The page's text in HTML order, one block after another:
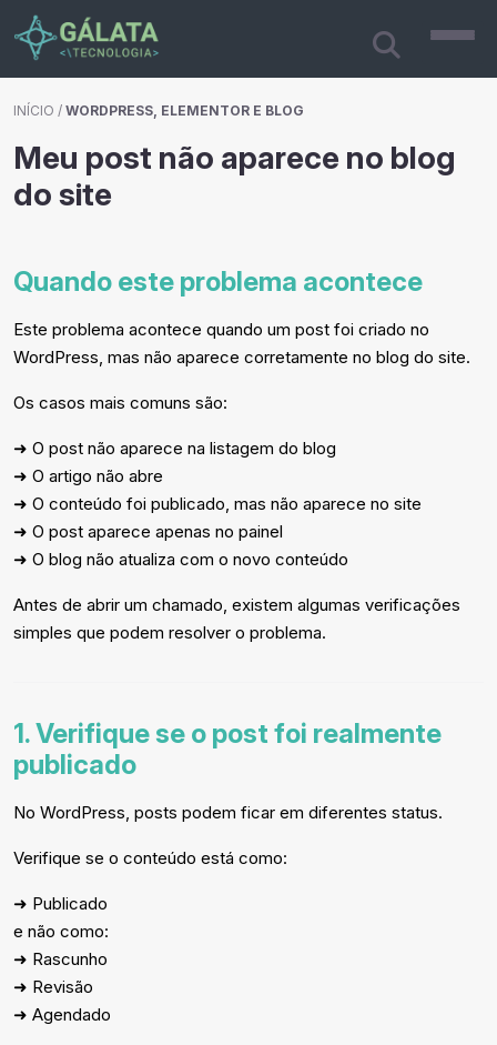
INÍCIO / WORDPRESS, ELEMENTOR E BLOG
Meu post não aparece no blog
do site
Quando este problema acontece
Este problema acontece quando um post foi criado no
WordPress, mas não aparece corretamente no blog do site.
Os casos mais comuns são:
➜ O post não aparece na listagem do blog
➜ O artigo não abre
➜ O conteúdo foi publicado, mas não aparece no site
➜ O post aparece apenas no painel
➜ O blog não atualiza com o novo conteúdo
Antes de abrir um chamado, existem algumas verificações
simples que podem resolver o problema.
1. Verifique se o post foi realmente
publicado
No WordPress, posts podem ficar em diferentes status.
Verifique se o conteúdo está como:
➜ Publicado
e não como:
➜ Rascunho
➜ Revisão
➜ Agendado